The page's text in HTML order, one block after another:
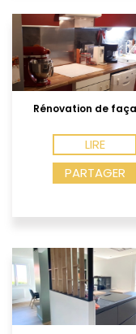
Rénovation de
LIRE
PARTAGER